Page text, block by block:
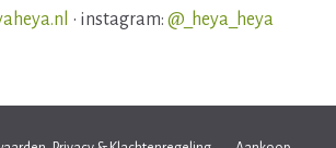
• instagram: @_heya_heya